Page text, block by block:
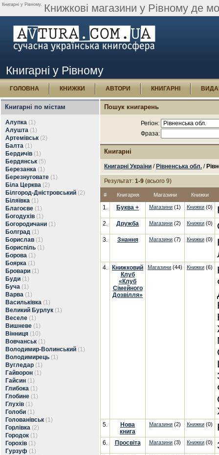
Книгарні у Рівному. Книжкові магазини у Рівному де
Книгарні у Рівному
ГОЛОВНА КНИЖКИ АВТОРИ КНИГАРНІ
Книгарні по містам
Алупка (1)
Алушта (1)
Артемівськ (2)
Балта (1)
Бердичів (1)
Бердянськ (5)
Березанка (1)
Березнуговате (1)
Біла Церква (2)
Білгород-Дністровський (2)
Біляївка (1)
Благоєве (1)
Богодухів (1)
Богородичани (1)
Болград (1)
Борислав (1)
Бориспіль (1)
Борова (1)
Боярка (1)
Бровари (1)
Буди (1)
Буча (1)
Варва (1)
Васильківка (1)
Великий Бурлук (1)
Веселе (1)
Вишневе (1)
Вінниця (10)
Вовчанськ (1)
Володимир-Волинський (1)
Володимирець (1)
Вугледар (1)
Гайворон (1)
Гайсин (1)
Глибока (1)
Глобине (1)
Глухів (1)
Голоби (1)
Голованівськ (1)
Горлівка (2)
Городок (1)
Горохів (1)
Гурзуф (1)
Пошук книгарень
Регіон:
Фраза:
Книгарні
Книгарні України / Рівненська обл. /
Результат: 1-9 (всього 9)
# Книгарня Магазини Книжки
1. Буква + Магазини (1) Книжки (0)
2. Дружба Магазини (2) Книжки (0)
3. Знання Магазини (7) Книжки (0)
4.
Книжковий
Клуб
«Клуб
Сімейного
Дозвілля»
Магазини (44) Книжки (6)
5.
Нова
книга
Магазини (2) Книжки (0)
6. Просвіта Магазини (3) Книжки (0)